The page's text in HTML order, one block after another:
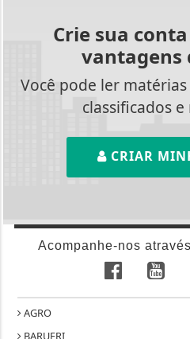
Crie sua
vantagens
Você pode ler
classificados
CRIAR
Acompanhe-nos
AGRO
BARUERI